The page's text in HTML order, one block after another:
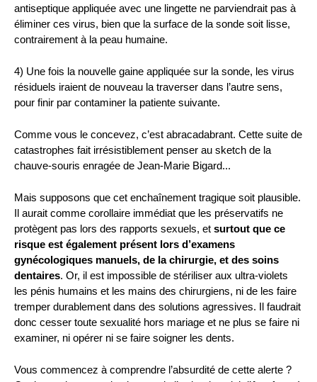
antiseptique appliquée avec une lingette ne parviendrait pas à
éliminer ces virus, bien que la surface de la sonde soit lisse,
contrairement à la peau humaine.
4) Une fois la nouvelle gaine appliquée sur la sonde, les virus
résiduels iraient de nouveau la traverser dans l’autre sens,
pour finir par contaminer la patiente suivante.
Comme vous le concevez, c’est abracadabrant. Cette suite de
catastrophes fait irrésistiblement penser au sketch de la
chauve-souris enragée de Jean-Marie Bigard...
Mais supposons que cet enchaînement tragique soit plausible.
Il aurait comme corollaire immédiat que les préservatifs ne
protègent pas lors des rapports sexuels, et surtout que ce
risque est également présent lors d’examens
gynécologiques manuels, de la chirurgie, et des soins
dentaires. Or, il est impossible de stériliser aux ultra-violets
les pénis humains et les mains des chirurgiens, ni de les faire
tremper durablement dans des solutions agressives. Il faudrait
donc cesser toute sexualité hors mariage et ne plus se faire ni
examiner, ni opérer ni se faire soigner les dents.
Vous commencez à comprendre l’absurdité de cette alerte ?